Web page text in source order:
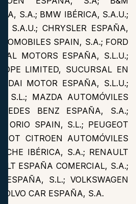
S.A.; BMW IBÉRICA, S.A.U.;
S.A.U.; CHRYSLER ESPAÑA,
SPAIN, S.A.; FORD
MOTORS ESPAÑA, S.L.U.;
LIMITED, SUCURSAL EN
MOTOR ESPAÑA, S.L.U.;
S.L.; MAZDA AUTOMÓVILES
BENZ ESPAÑA, S.A.;
ORIO SPAIN, S.L.; PEUGEOT
CITROEN AUTOMÓVILES
IBÉRICA, S.A.; RENAULT
ESPAÑA COMERCIAL, S.A.;
ESPAÑA, S.L.; VOLKSWAGEN
CAR ESPAÑA, S.A.